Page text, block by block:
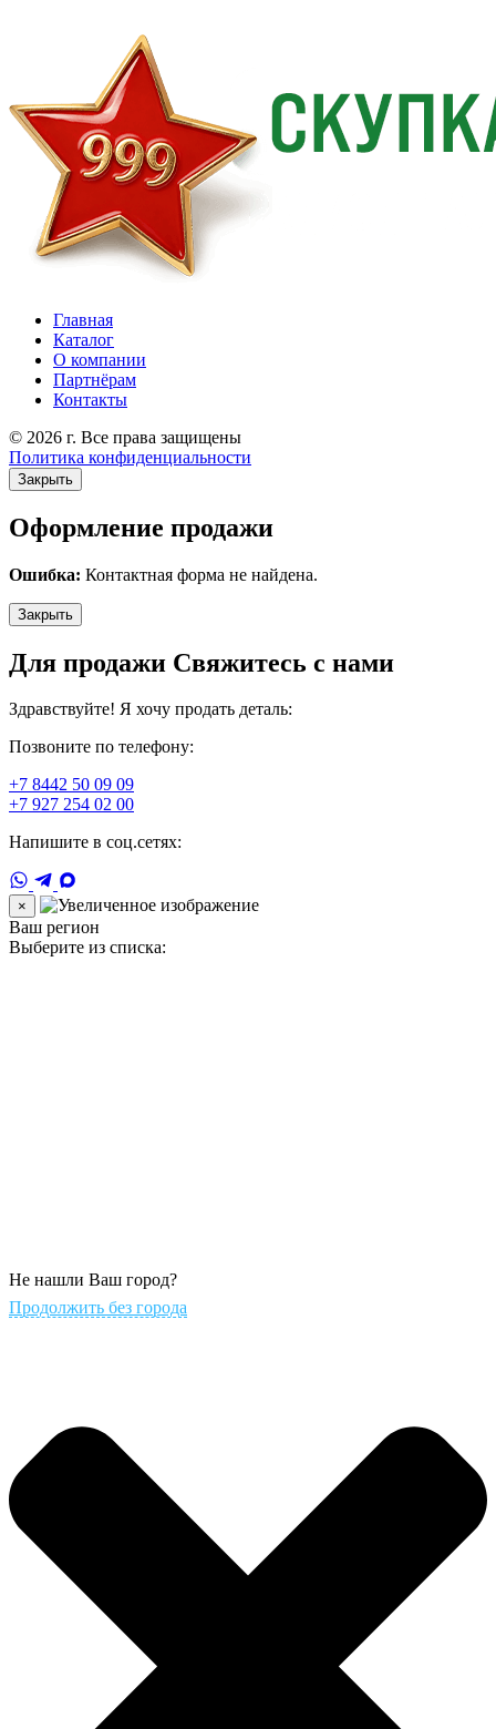
Главная
Каталог
О компании
Партнёрам
Контакты
© 2026 г. Все права защищены
Политика конфиденциальности
Закрыть
Оформление продажи
Ошибка: Контактная форма не найдена.
Закрыть
Для продажи Свяжитесь с нами
Здравствуйте! Я хочу продать деталь:
Позвоните по телефону:
+7 8442 50 09 09
+7 927 254 02 00
Напишите в соц.сетях:
×
Ваш регион
Выберите из списка:
Не нашли Ваш город?
Продолжить без города